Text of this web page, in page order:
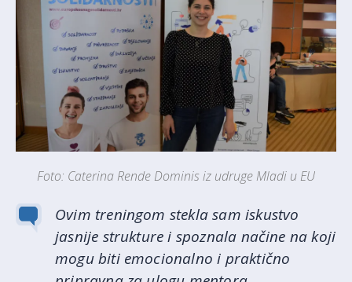
Foto: Caterina Rende Dominis iz udruge Mladi u EU
Ovim treningom stekla sam iskustvo
jasnije strukture i spoznala načine na koji
mogu biti emocionalno i praktično